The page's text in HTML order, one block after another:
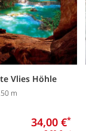
Vlies Höhle
m
34,00 €*